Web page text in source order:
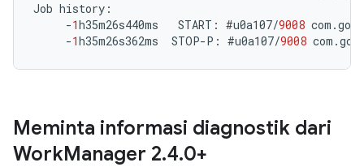
Job history :
-1h35m26s440ms START : #u0a107/9008 com .
-1h35m26s362ms STOP-P : #u0a107/9008 com .
Meminta informasi diagnostik dari
WorkManager 2.4.0+